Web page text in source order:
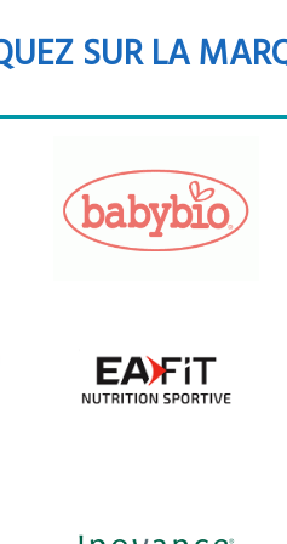
SUR LA